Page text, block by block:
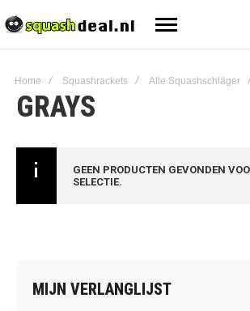
Home Squashrackets Alle Squashschläger
GRAYS
GEEN PRODUCTEN GEVONDEN
SELECTIE.
MIJN VERLANGLIJST